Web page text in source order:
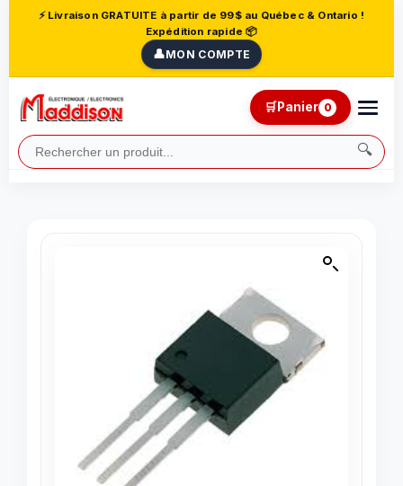
⚡ Livraison GRATUITE à partir de 99$ au Québec & Ontario !
Expédition rapide 📦
👤MON COMPTE
🔍
🛒Panier 0